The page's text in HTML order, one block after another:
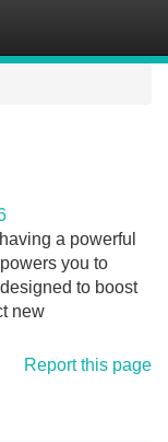
a powerful
you to
to boost
new
Report this page